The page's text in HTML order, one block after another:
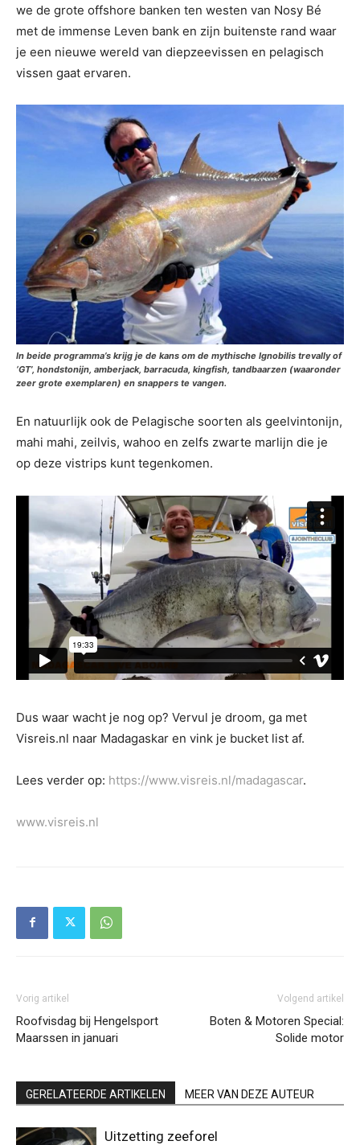
we de grote offshore banken ten westen van Nosy Bé
met de immense Leven bank en zijn buitenste rand waar
je een nieuwe wereld van diepzeevissen en pelagisch
vissen gaat ervaren.
In beide programma’s krijg je de kans om de mythische Ignobilis trevally of
‘GT’, hondstonijn, amberjack, barracuda, kingfish, tandbaarzen (waaronder
zeer grote exemplaren) en snappers te vangen.
En natuurlijk ook de Pelagische soorten als geelvintonijn,
mahi mahi, zeilvis, wahoo en zelfs zwarte marlijn die je
op deze vistrips kunt tegenkomen.
Dus waar wacht je nog op? Vervul je droom, ga met
Visreis.nl naar Madagaskar en vink je bucket list af.
Lees verder op: https://www.visreis.nl/madagascar.
www.visreis.nl
Vorig artikel
Roofvisdag bij Hengelsport
Maarssen in januari
Volgend artikel
Boten & Motoren Special:
Solide motor
GERELATEERDE ARTIKELEN MEER VAN DEZE AUTEUR
Uitzetting zeeforel